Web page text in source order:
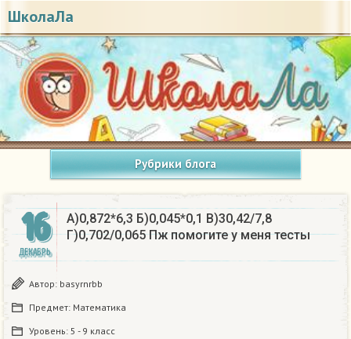
ШколаЛа
Рубрики блога
16
ДЕКАБРЬ
А)0,872*6,3 Б)0,045*0,1 В)30,42/7,8
Г)0,702/0,065 Пж помогите у меня тесты
Автор: basyrnrbb
Предмет: Математика
Уровень: 5 - 9 класс